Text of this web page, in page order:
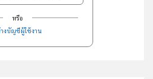
หรือ
งบัญชีผู้ใช้งาน